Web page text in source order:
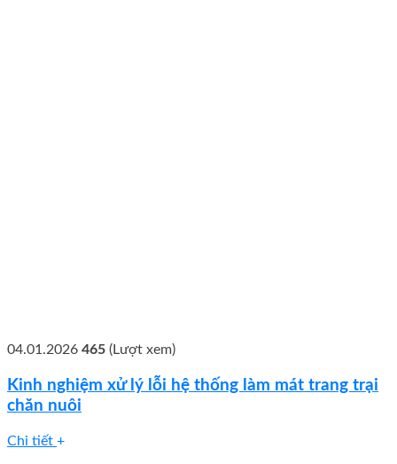
04.01.2026 465 (Lượt xem)
Kinh nghiệm xử lý lỗi hệ thống làm mát trang trại
chăn nuôi
Chi tiết